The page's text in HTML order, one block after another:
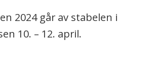
2024 går av stabelen i
10. – 12. april.